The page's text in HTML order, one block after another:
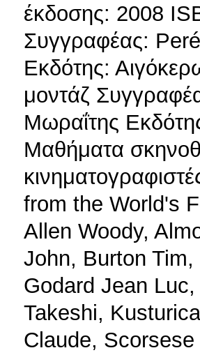
έκδοσης: 2008
Συγγραφέας:
Εκδότης:
μοντάζ
Μωραΐτης
Μαθήματα
from the World's
Allen Woody,
John, Burton
Godard Jean
Takeshi,
Claude,